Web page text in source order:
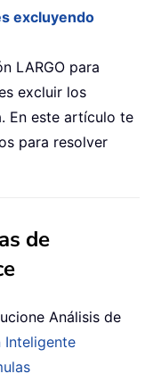
excluyendo
LARGO para
excluir los
En este artículo te
para resolver
de
Análisis de
Inteligente